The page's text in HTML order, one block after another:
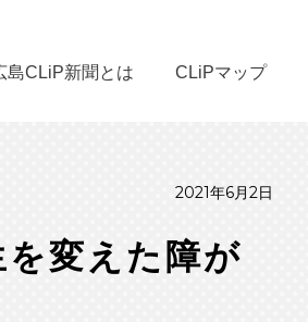
島CLiP新聞とは CLiPマップ
2021年6月2日
変えた障が